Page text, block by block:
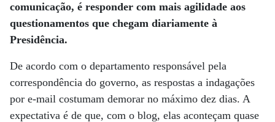
comunicação, é responder com mais agilidade aos
questionamentos que chegam diariamente à
Presidência.
De acordo com o departamento responsável pela
correspondência do governo, as respostas a indagações
por e-mail costumam demorar no máximo dez dias. A
expectativa é de que, com o blog, elas aconteçam quase